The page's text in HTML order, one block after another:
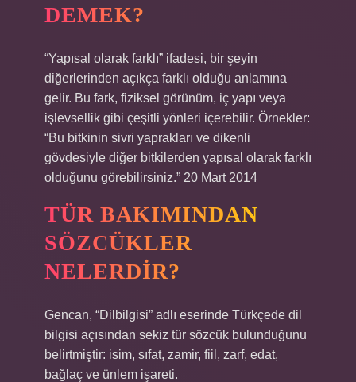
DEMEK?
“Yapısal olarak farklı” ifadesi, bir şeyin
diğerlerinden açıkça farklı olduğu anlamına
gelir. Bu fark, fiziksel görünüm, iç yapı veya
işlevsellik gibi çeşitli yönleri içerebilir. Örnekler:
“Bu bitkinin sivri yaprakları ve dikenli
gövdesiyle diğer bitkilerden yapısal olarak farklı
olduğunu görebilirsiniz.” 20 Mart 2014
TÜR BAKIMINDAN
SÖZCÜKLER
NELERDIR?
Gencan, “Dilbilgisi” adlı eserinde Türkçede dil
bilgisi açısından sekiz tür sözcük bulunduğunu
belirtmiştir: isim, sıfat, zamir, fiil, zarf, edat,
bağlaç ve ünlem işareti.